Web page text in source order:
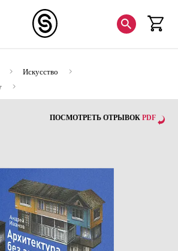
Искусство
(с автографом)
ПОСМОТРЕТЬ ОТРЫВОК PDF